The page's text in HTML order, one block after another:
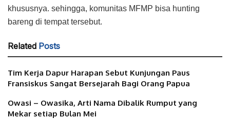
khususnya. sehingga, komunitas MFMP bisa hunting
bareng di tempat tersebut.
Related Posts
Tim Kerja Dapur Harapan Sebut Kunjungan Paus
Fransiskus Sangat Bersejarah Bagi Orang Papua
Owasi – Owasika, Arti Nama Dibalik Rumput yang
Mekar setiap Bulan Mei